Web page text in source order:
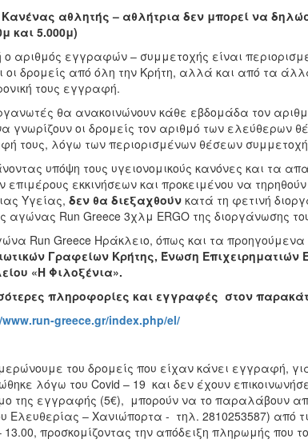
Κανένας αθλητής – αθλήτρια δεν μπορεί να
και 5.000μ)
ο αριθμός εγγραφών – συμμετοχής είναι
οι δρομείς από όλη την Κρήτη, αλλά και από τα
τους εγγραφή.
θα ανακοινώνουν κάθε εβδομάδα τον
γνωρίζουν οι δρομείς τον αριθμό των ελεύθερων
τους, λόγω των περιορισμένων θέσεων
υπόψη τους υγειονομικούς κανόνες και τα
επιμέρους εκκινήσεων και προκειμένου να
Υγείας, δεν θα διεξαχθούνκατά τη φετινή
αγώνας Run Greece 3χλμ ERGO της διοργάνωσης
Run Greece Ηράκλειο, όπως και τα προηγούμενα
Γραφείων Κρήτης, Ένωση
«Η Φιλοξένια».
πληροφορίες και εγγραφές στον
greece.gr/index.php/el/
του δρομείς που είχαν κάνει εγγραφή,
λόγω του Covid – 19 και δεν έχουν
της εγγραφής (5€), μπορούν να το παραλάβουν
Ελευθερίας – Χανιώπορτα - τηλ. 2810253587) από
13.00, προσκομίζοντας την απόδειξη πληρωμής που